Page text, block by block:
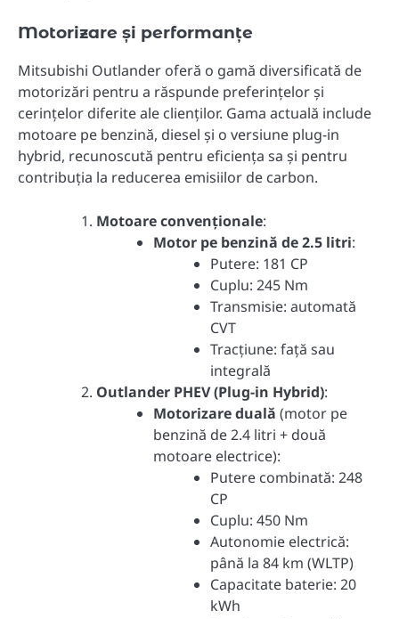
Motorizare și performanțe
Mitsubishi Outlander oferă o gamă diversificată de
motorizări pentru a răspunde preferințelor și
cerințelor diferite ale clienților. Gama actuală include
motoare pe benzină, diesel și o versiune plug-in
hybrid, recunoscută pentru eficiența sa și pentru
contribuția la reducerea emisiilor de carbon.
Motoare convenționale:
Motor pe benzină de 2.5 litri:
Putere: 181 CP
Cuplu: 245 Nm
Transmisie: automată
CVT
Tracțiune: față sau
integrală
Outlander PHEV (Plug-in Hybrid):
Motorizare duală (motor pe
benzină de 2.4 litri + două
motoare electrice):
Putere combinată: 248
CP
Cuplu: 450 Nm
Autonomie electrică:
până la 84 km (WLTP)
Capacitate baterie: 20
kWh